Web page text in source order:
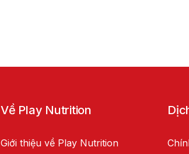
Về Play Nutrition
Giới thiệu về Play Nutrition